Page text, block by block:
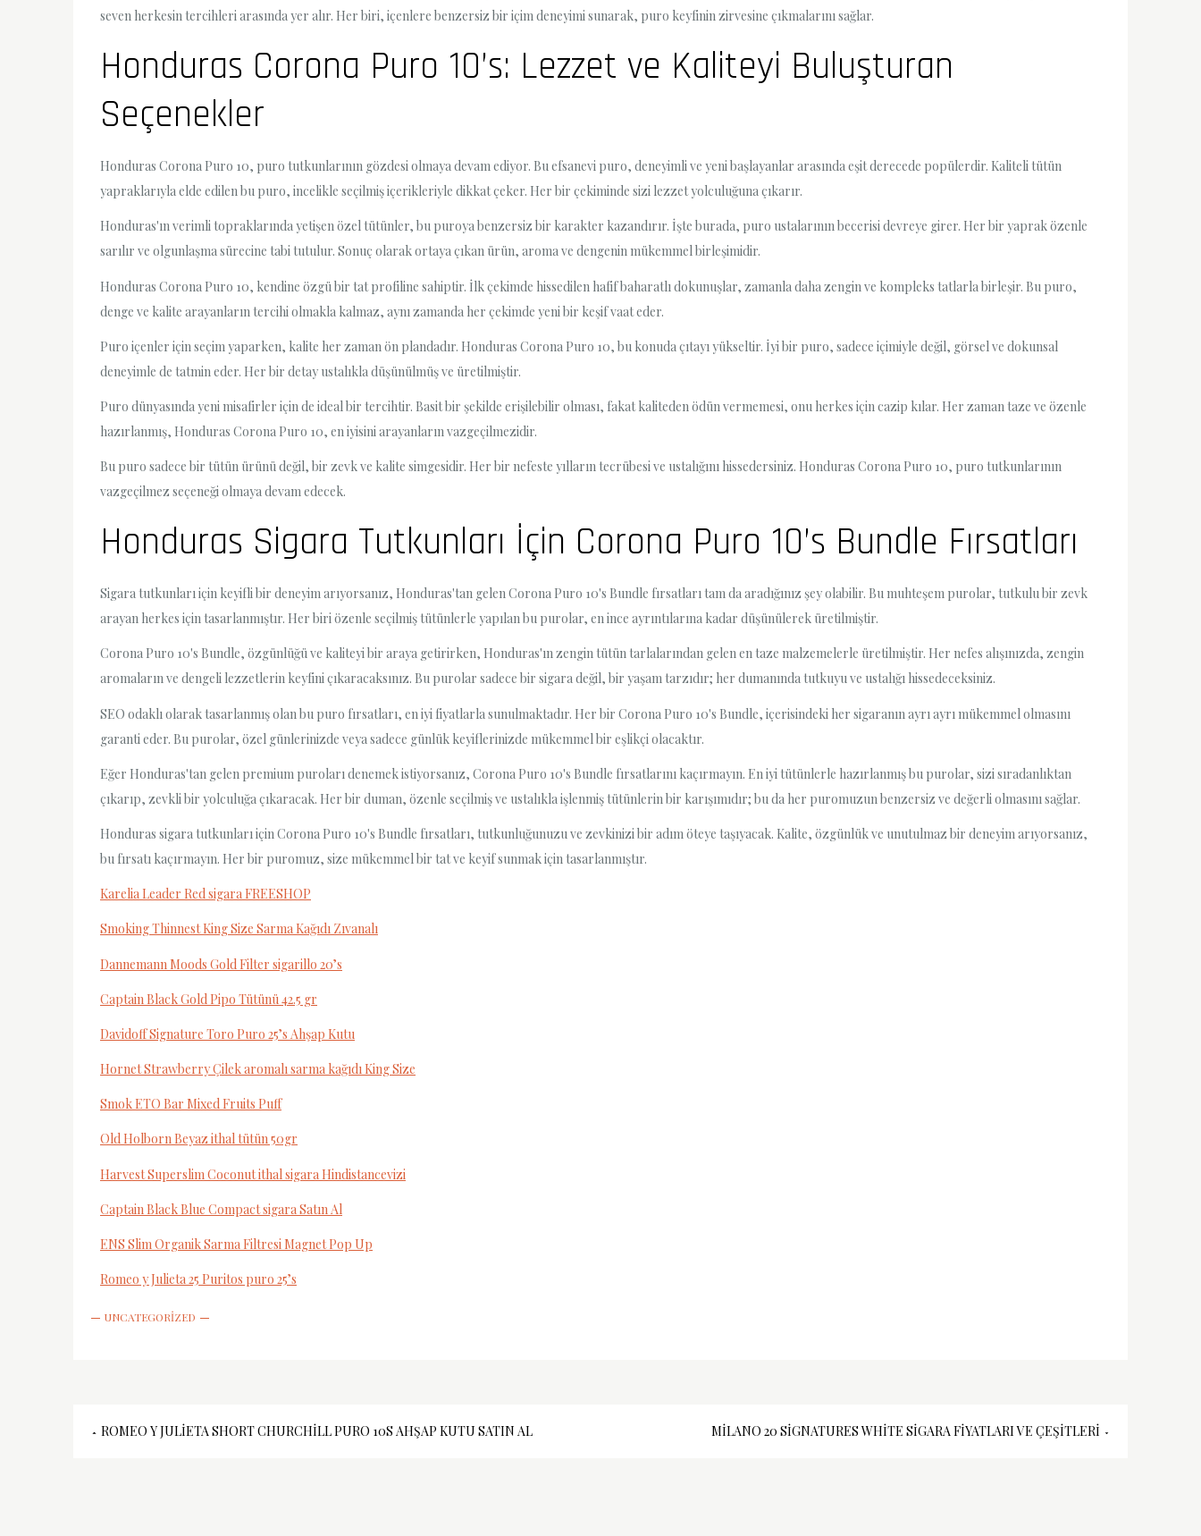
seven herkesin tercihleri arasında yer alır. Her biri, içenlere benzersiz bir içim deneyimi sunarak, puro keyfinin zirvesine çıkmalarını sağlar.
Honduras Corona Puro 10’s: Lezzet ve Kaliteyi Buluşturan
Seçenekler
Honduras Corona Puro 10, puro tutkunlarının gözdesi olmaya devam ediyor. Bu efsanevi puro, deneyimli ve yeni başlayanlar arasında eşit derecede popülerdir. Kaliteli tütün
yapraklarıyla elde edilen bu puro, incelikle seçilmiş içerikleriyle dikkat çeker. Her bir çekiminde sizi lezzet yolculuğuna çıkarır.
Honduras'ın verimli topraklarında yetişen özel tütünler, bu puroya benzersiz bir karakter kazandırır. İşte burada, puro ustalarının becerisi devreye girer. Her bir yaprak özenle
sarılır ve olgunlaşma sürecine tabi tutulur. Sonuç olarak ortaya çıkan ürün, aroma ve dengenin mükemmel birleşimidir.
Honduras Corona Puro 10, kendine özgü bir tat profiline sahiptir. İlk çekimde hissedilen hafif baharatlı dokunuşlar, zamanla daha zengin ve kompleks tatlarla birleşir. Bu puro,
denge ve kalite arayanların tercihi olmakla kalmaz, aynı zamanda her çekimde yeni bir keşif vaat eder.
Puro içenler için seçim yaparken, kalite her zaman ön plandadır. Honduras Corona Puro 10, bu konuda çıtayı yükseltir. İyi bir puro, sadece içimiyle değil, görsel ve dokunsal
deneyimle de tatmin eder. Her bir detay ustalıkla düşünülmüş ve üretilmiştir.
Puro dünyasında yeni misafirler için de ideal bir tercihtir. Basit bir şekilde erişilebilir olması, fakat kaliteden ödün vermemesi, onu herkes için cazip kılar. Her zaman taze ve özenle
hazırlanmış, Honduras Corona Puro 10, en iyisini arayanların vazgeçilmezidir.
Bu puro sadece bir tütün ürünü değil, bir zevk ve kalite simgesidir. Her bir nefeste yılların tecrübesi ve ustalığını hissedersiniz. Honduras Corona Puro 10, puro tutkunlarının
vazgeçilmez seçeneği olmaya devam edecek.
Honduras Sigara Tutkunları İçin Corona Puro 10’s Bundle Fırsatları
Sigara tutkunları için keyifli bir deneyim arıyorsanız, Honduras'tan gelen Corona Puro 10's Bundle fırsatları tam da aradığınız şey olabilir. Bu muhteşem purolar, tutkulu bir zevk
arayan herkes için tasarlanmıştır. Her biri özenle seçilmiş tütünlerle yapılan bu purolar, en ince ayrıntılarına kadar düşünülerek üretilmiştir.
Corona Puro 10's Bundle, özgünlüğü ve kaliteyi bir araya getirirken, Honduras'ın zengin tütün tarlalarından gelen en taze malzemelerle üretilmiştir. Her nefes alışınızda, zengin
aromaların ve dengeli lezzetlerin keyfini çıkaracaksınız. Bu purolar sadece bir sigara değil, bir yaşam tarzıdır; her dumanında tutkuyu ve ustalığı hissedeceksiniz.
SEO odaklı olarak tasarlanmış olan bu puro fırsatları, en iyi fiyatlarla sunulmaktadır. Her bir Corona Puro 10's Bundle, içerisindeki her sigaranın ayrı ayrı mükemmel olmasını
garanti eder. Bu purolar, özel günlerinizde veya sadece günlük keyiflerinizde mükemmel bir eşlikçi olacaktır.
Eğer Honduras'tan gelen premium puroları denemek istiyorsanız, Corona Puro 10's Bundle fırsatlarını kaçırmayın. En iyi tütünlerle hazırlanmış bu purolar, sizi sıradanlıktan
çıkarıp, zevkli bir yolculuğa çıkaracak. Her bir duman, özenle seçilmiş ve ustalıkla işlenmiş tütünlerin bir karışımıdır; bu da her puromuzun benzersiz ve değerli olmasını sağlar.
Honduras sigara tutkunları için Corona Puro 10's Bundle fırsatları, tutkunluğunuzu ve zevkinizi bir adım öteye taşıyacak. Kalite, özgünlük ve unutulmaz bir deneyim arıyorsanız,
bu fırsatı kaçırmayın. Her bir puromuz, size mükemmel bir tat ve keyif sunmak için tasarlanmıştır.
Karelia Leader Red sigara FREESHOP
Smoking Thinnest King Size Sarma Kağıdı Zıvanalı
Dannemann Moods Gold Filter sigarillo 20’s
Captain Black Gold Pipo Tütünü 42.5 gr
Davidoff Signature Toro Puro 25’s Ahşap Kutu
Hornet Strawberry Çilek aromalı sarma kağıdı King Size
Smok ETO Bar Mixed Fruits Puff
Old Holborn Beyaz ithal tütün 50gr
Harvest Superslim Coconut ithal sigara Hindistancevizi
Captain Black Blue Compact sigara Satın Al
ENS Slim Organik Sarma Filtresi Magnet Pop Up
Romeo y Julieta 25 Puritos puro 25’s
UNCATEGORIZED
Yazı
ROMEO Y JULIETA SHORT CHURCHILL PURO 10S AHŞAP KUTU SATIN AL MILANO 20 SIGNATURES WHITE SIGARA FIYATLARI VE ÇEŞITLERI